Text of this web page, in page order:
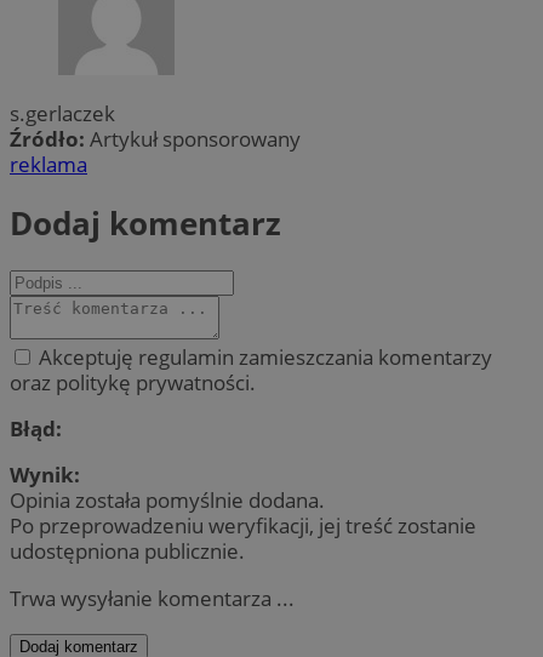
s.gerlaczek
Źródło: Artykuł sponsorowany
reklama
Dodaj komentarz
Akceptuję regulamin zamieszczania komentarzy
oraz politykę prywatności.
Błąd:
Wynik:
Opinia została pomyślnie dodana.
Po przeprowadzeniu weryfikacji, jej treść zostanie
udostępniona publicznie.
Trwa wysyłanie komentarza ...
Dodaj komentarz